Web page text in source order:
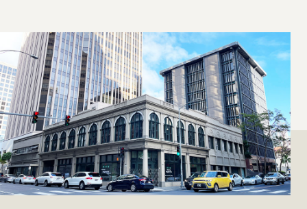
ウェブマガジン
お問い合わせ
03-6822-3235